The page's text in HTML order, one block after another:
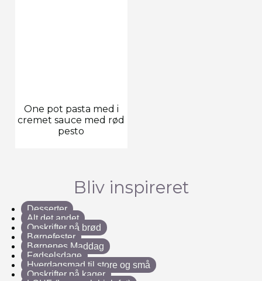
One pot pasta med i
cremet sauce med rød
pesto
Bliv inspireret
Desserter
Alt det andet
Opskrifter på brød
Børnefester
Børnenes Maddag
Fødselsdage
Hverdagsmad til store og små
Opskrifter på kager